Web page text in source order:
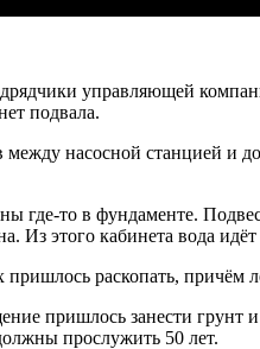
управляющей
подвала.
насосной станцией и
где-то в фундаменте.
Из этого кабинета вода
пришлось раскопать,
пришлось занести грунт
прослужить 50 лет.